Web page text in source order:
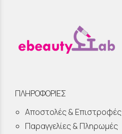
ΠΛΗΡΟΦΟΡΙΕΣ
Αποστολές & Επιστροφές
Παραγγελίες & Πληρωμές